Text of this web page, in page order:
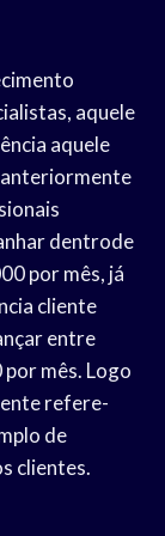
aquele
aquele
anteriormente
dentrode
por mês, já
cliente
entre
mês. Logo
refere-
de
clientes.